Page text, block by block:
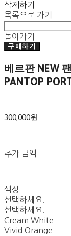
삭제하기
목록으로 가기
돌아가기
구매하기
베르판 NEW
PANTOP
300,000원
추가 금액
색상
선택하세요.
선택하세요.
Cream White
Vivid Orange